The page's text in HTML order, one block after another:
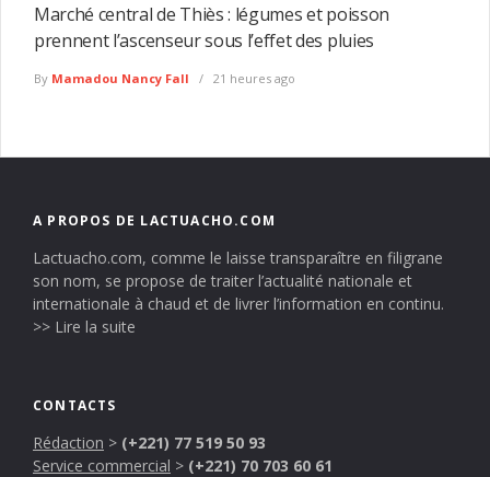
Marché central de Thiès : légumes et poisson
prennent l’ascenseur sous l’effet des pluies
By Mamadou Nancy Fall 21 heures ago
A PROPOS DE LACTUACHO.COM
Lactuacho.com, comme le laisse transparaître en filigrane
son nom, se propose de traiter l’actualité nationale et
internationale à chaud et de livrer l’information en continu.
>> Lire la suite
CONTACTS
Rédaction > (+221) 77 519 50 93
Service commercial > (+221) 70 703 60 61